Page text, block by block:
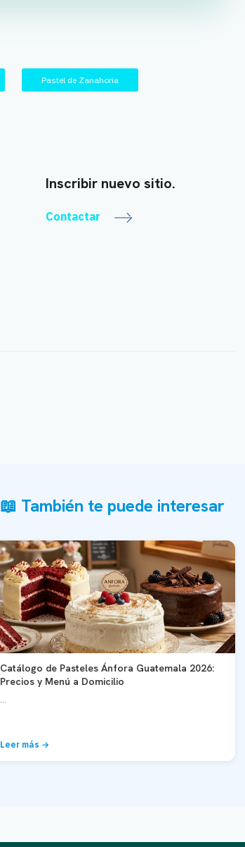
Pastel de Zanahoria
Inscribir nuevo sitio.
Contactar
📖 También te puede interesar
Catálogo de Pasteles Ánfora Guatemala 2026:
Precios y Menú a Domicilio
...
Leer más →